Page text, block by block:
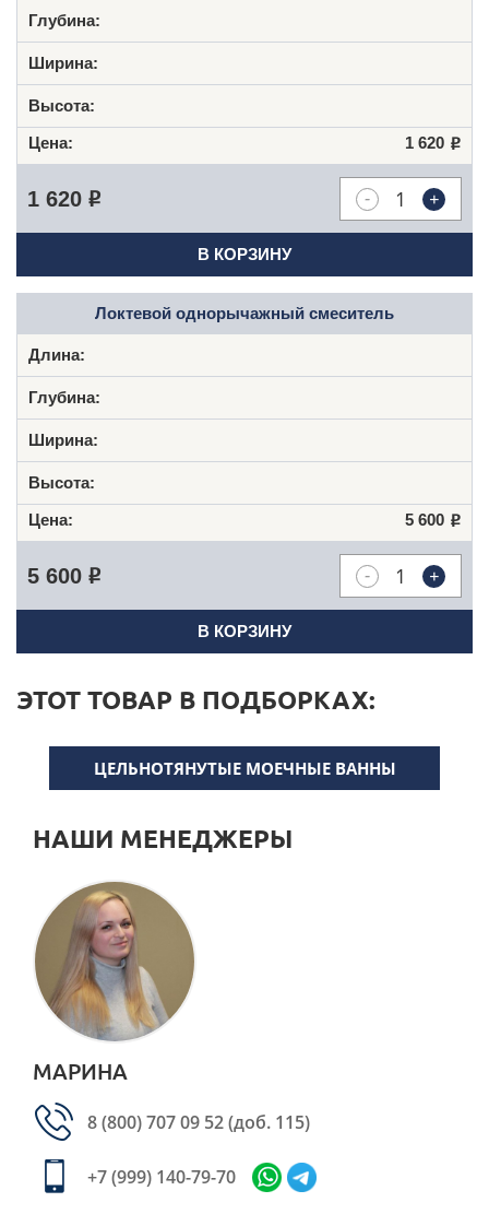
1 620 Р
- +
1 620 Р
В КОРЗИНУ
Локтевой однорычажный смеситель
5 600 Р
- +
5 600 Р
В КОРЗИНУ
ЭТОТ ТОВАР В ПОДБОРКАХ:
ЦЕЛЬНОТЯНУТЫЕ МОЕЧНЫЕ ВАННЫ
НАШИ МЕНЕДЖЕРЫ
МАРИНА
8 (800) 707 09 52(доб. 115)
+7 (999) 140-79-70